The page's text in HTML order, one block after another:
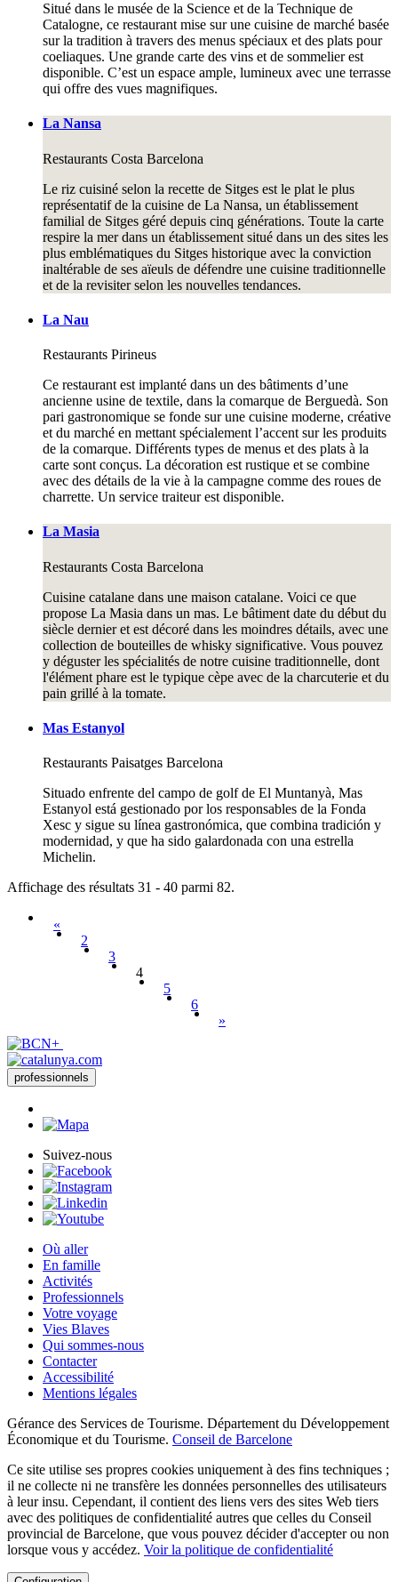
Situé dans le musée de la Science et de la Technique de
Catalogne, ce restaurant mise sur une cuisine de marché basée
sur la tradition à travers des menus spéciaux et des plats pour
coeliaques. Une grande carte des vins et de sommelier est
disponible. C’est un espace ample, lumineux avec une terrasse
qui offre des vues magnifiques.
La Nansa
Restaurants Costa Barcelona
Le riz cuisiné selon la recette de Sitges est le plat le plus
représentatif de la cuisine de La Nansa, un établissement
familial de Sitges géré depuis cinq générations. Toute la carte
respire la mer dans un établissement situé dans un des sites les
plus emblématiques du Sitges historique avec la conviction
inaltérable de ses aïeuls de défendre une cuisine traditionnelle
et de la revisiter selon les nouvelles tendances.
La Nau
Restaurants Pirineus
Ce restaurant est implanté dans un des bâtiments d’une
ancienne usine de textile, dans la comarque de Berguedà. Son
pari gastronomique se fonde sur une cuisine moderne, créative
et du marché en mettant spécialement l’accent sur les produits
de la comarque. Différents types de menus et des plats à la
carte sont conçus. La décoration est rustique et se combine
avec des détails de la vie à la campagne comme des roues de
charrette. Un service traiteur est disponible.
La Masia
Restaurants Costa Barcelona
Cuisine catalane dans une maison catalane. Voici ce que
propose La Masia dans un mas. Le bâtiment date du début du
siècle dernier et est décoré dans les moindres détails, avec une
collection de bouteilles de whisky significative. Vous pouvez
y déguster les spécialités de notre cuisine traditionnelle, dont
l'élément phare est le typique cèpe avec de la charcuterie et du
pain grillé à la tomate.
Mas Estanyol
Restaurants Paisatges Barcelona
Situado enfrente del campo de golf de El Muntanyà, Mas
Estanyol está gestionado por los responsables de la Fonda
Xesc y sigue su línea gastronómica, que combina tradición y
modernidad, y que ha sido galardonada con una estrella
Michelin.
Affichage des résultats 31 - 40 parmi 82.
«
2
3
4
5
6
»
professionnels
Suivez-nous
Où aller
En famille
Activités
Professionnels
Votre voyage
Vies Blaves
Qui sommes-nous
Contacter
Accessibilité
Mentions légales
Gérance des Services de Tourisme. Département du Développement
Économique et du Tourisme. Conseil de Barcelone
Ce site utilise ses propres cookies uniquement à des fins techniques ;
il ne collecte ni ne transfère les données personnelles des utilisateurs
à leur insu. Cependant, il contient des liens vers des sites Web tiers
avec des politiques de confidentialité autres que celles du Conseil
provincial de Barcelone, que vous pouvez décider d'accepter ou non
lorsque vous y accédez. Voir la politique de confidentialité